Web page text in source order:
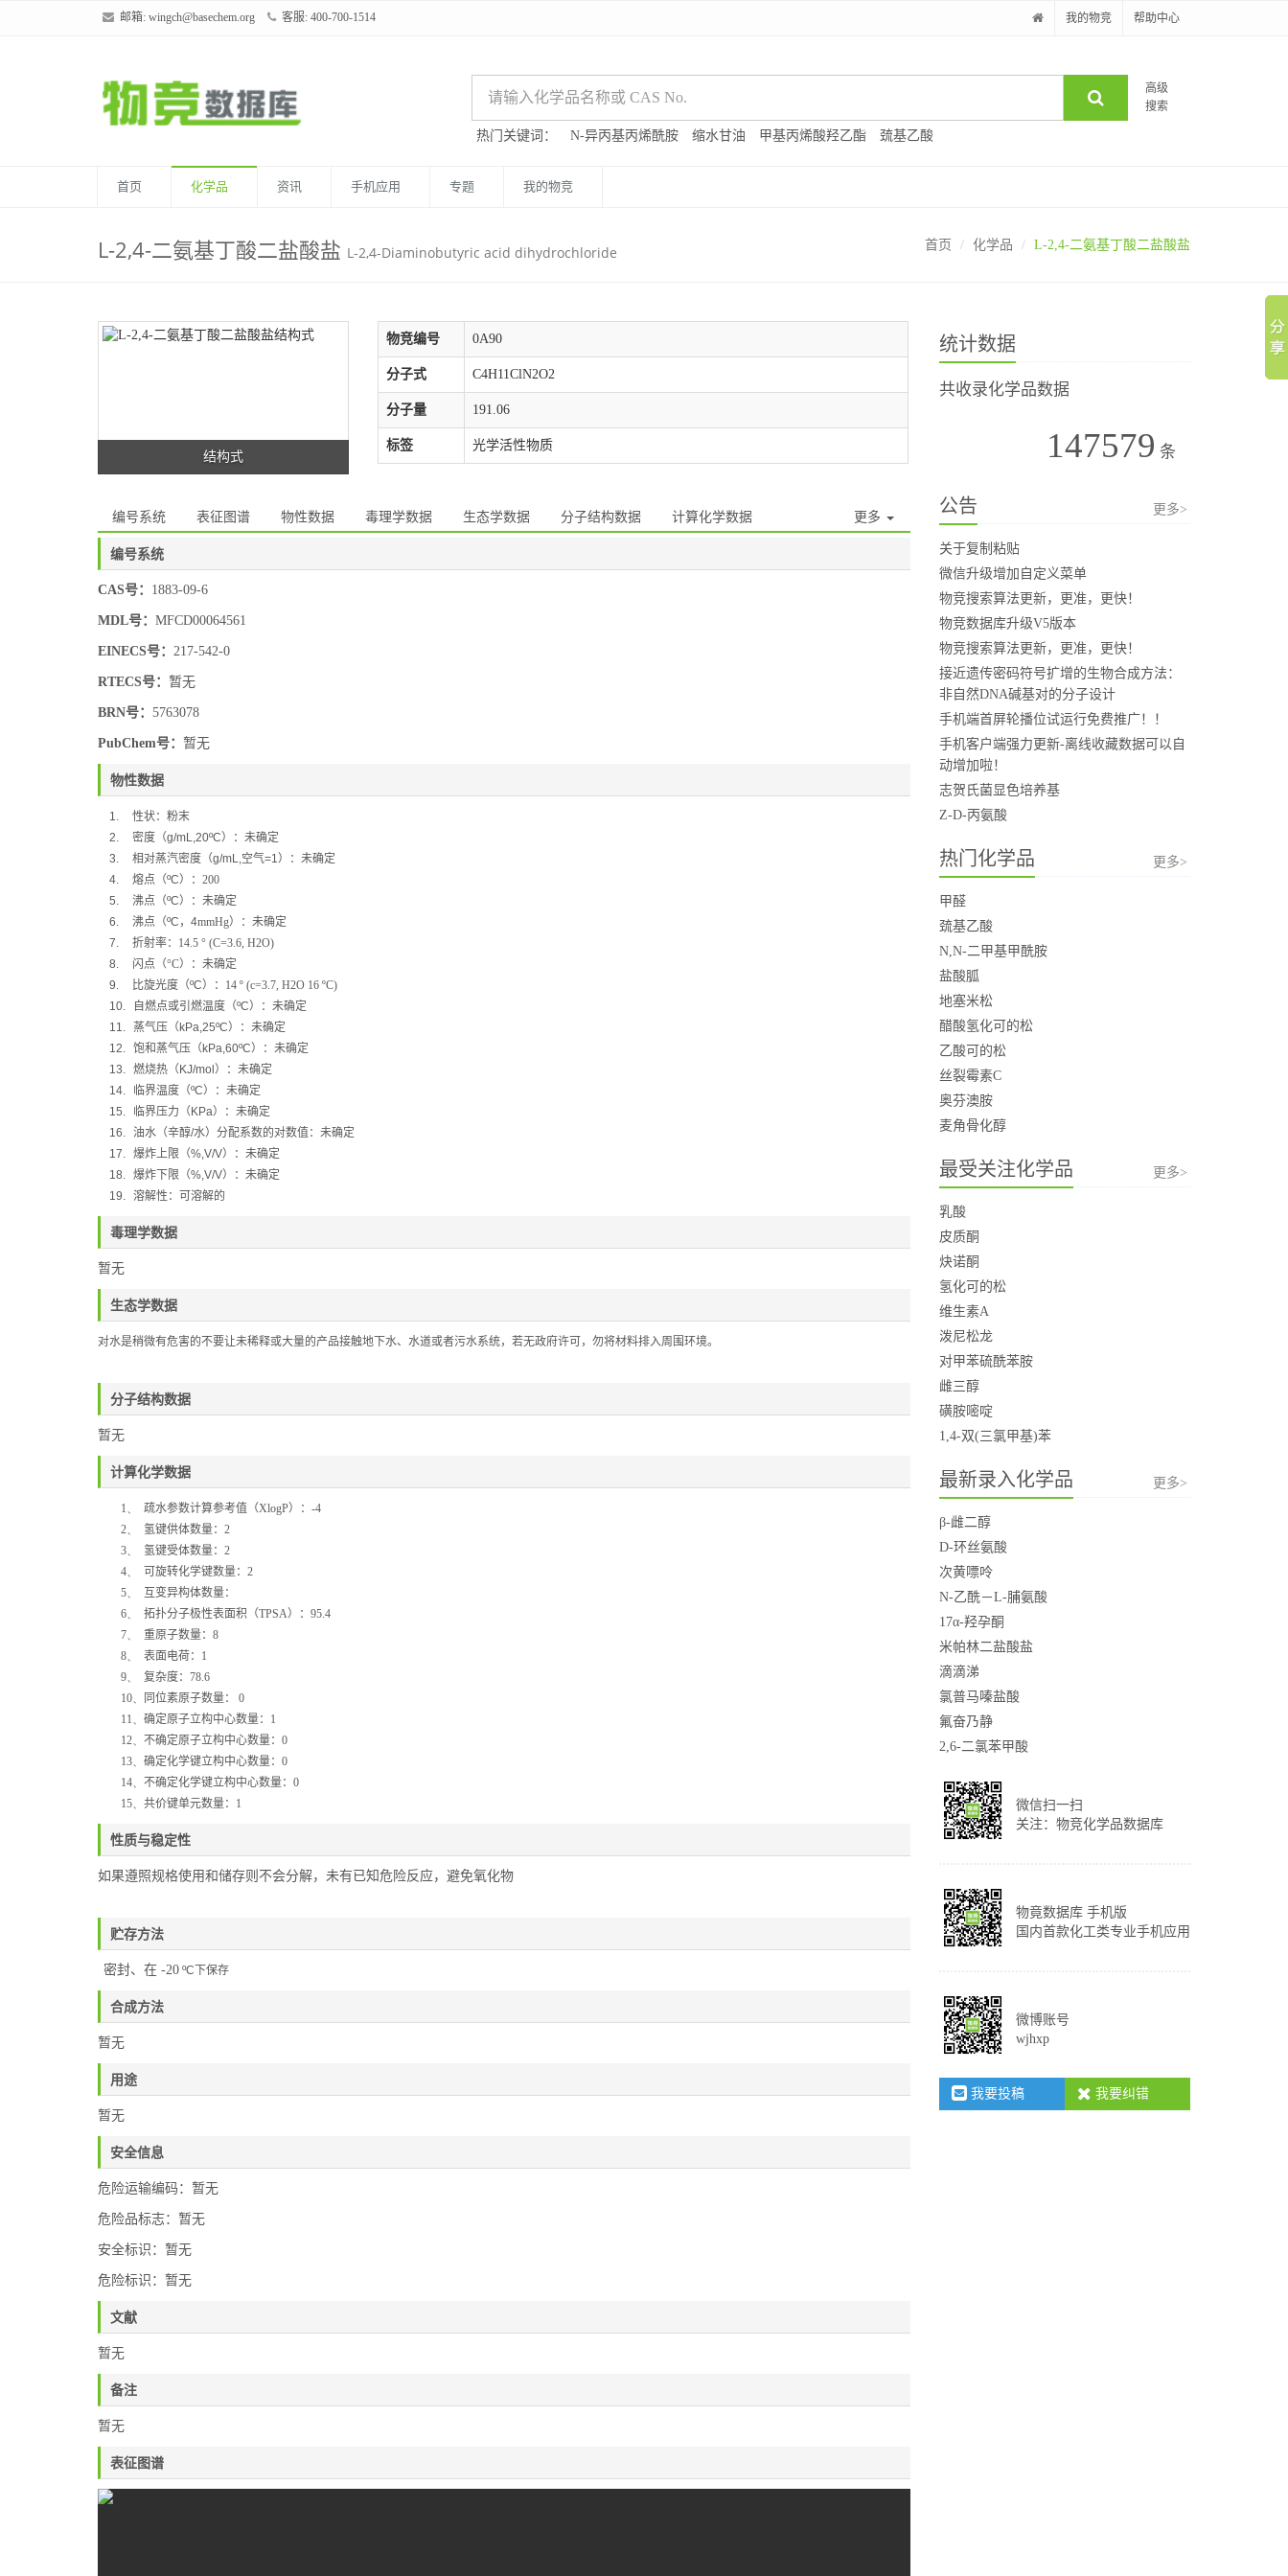
邮箱: wingch@basechem.org 客服: 400-700-1514 我的物竞 帮助中心
高级
搜索
热门关键词： N-异丙基丙烯酰胺 缩水甘油 甲基丙烯酸羟乙酯 巯基乙酸
首页 化学品 资讯 手机应用 专题 我的物竞
L-2,4-二氨基丁酸二盐酸盐 L-2,4-Diaminobutyric acid dihydrochloride 首页 化学品 L-2,4-二氨基丁酸二盐酸盐
结构式
物竞编号 0A90
分子式 C4H11ClN2O2
分子量 191.06
标签 光学活性物质
编号系统 表征图谱 物性数据 毒理学数据 生态学数据 分子结构数据 计算化学数据 更多
编号系统
CAS号： 1883-09-6
MDL号： MFCD00064561
EINECS号： 217-542-0
RTECS号： 暂无
BRN号： 5763078
PubChem号： 暂无
物性数据
1.
性状：粉末
2.
密度（g/mL,20ºC）：未确定
3.
相对蒸汽密度（g/mL,空气=1）：未确定
4.
熔点（ºC）： 200
5.
沸点（ºC）： 未确定
6.
沸点（ºC ， 4mmHg）： 未确定
7.
折射率： 14.5 ° (C=3.6, H2O)
8.
闪点（°C）： 未确定
9.
比旋光度（ºC）： 14 º (c=3.7, H2O 16 ºC)
10.
自燃点或引燃温度（ºC）：未确定
11.
蒸气压（ kPa,25ºC）：未确定
12. 饱和蒸气压（ kPa,60ºC）： 未确定
13. 燃烧热（ KJ/mol ）： 未确定
14.
临界温度（ºC）：未确定
15.
临界压力（ KPa）：未确定
16. 油水（辛醇/水）分配系数的对数值：未确定
17. 爆炸上限（%,V/V）：未确定
18. 爆炸下限（%,V/V）：未确定
19. 溶解性：可溶解的
毒理学数据
暂无
生态学数据
对水是稍微有危害的不要让未稀释或大量的产品接触地下水、水道或者污水系统，若无政府许可，勿将材料排入周围环境。
分子结构数据
暂无
计算化学数据
1、 疏水参数计算参考值（XlogP）： -4
2、
氢键供体数量： 2
3、
氢键受体数量： 2
4、
可旋转化学键数量： 2
5、
互变异构体数量：
6、
拓扑分子极性表面积（TPSA）： 95.4
7、
重原子数量： 8
8、
表面电荷： 1
9、
复杂度： 78.6
10、
同位素原子数量： 0
11、 确定原子立构中心数量： 1
12、 不确定原子立构中心数量： 0
13、 确定化学键立构中心数量： 0
14、 不确定化学键立构中心数量： 0
15、 共价键单元数量： 1
性质与稳定性
如果遵照规格使用和储存则不会分解，未有已知危险反应，避免氧化物
贮存方法
密封、在 -20 ºC 下保存
合成方法
暂无
用途
暂无
安全信息
危险运输编码：暂无
危险品标志：暂无
安全标识：暂无
危险标识：暂无
文献
暂无
备注
暂无
表征图谱
统计数据
共收录化学品数据
147579 条
公告 更多>
关于复制粘贴
微信升级增加自定义菜单
物竞搜索算法更新，更准，更快！
物竞数据库升级V5版本
物竞搜索算法更新，更准，更快！
接近遗传密码符号扩增的生物合成方法：
非自然DNA碱基对的分子设计
手机端首屏轮播位试运行免费推广！！
手机客户端强力更新-离线收藏数据可以自
动增加啦！
志贺氏菌显色培养基
Z-D-丙氨酸
热门化学品 更多>
甲醛
巯基乙酸
N,N-二甲基甲酰胺
盐酸胍
地塞米松
醋酸氢化可的松
乙酸可的松
丝裂霉素C
奥芬澳胺
麦角骨化醇
最受关注化学品 更多>
乳酸
皮质酮
炔诺酮
氢化可的松
维生素A
泼尼松龙
对甲苯硫酰苯胺
雌三醇
磺胺嘧啶
1,4-双(三氯甲基)苯
最新录入化学品 更多>
β-雌二醇
D-环丝氨酸
次黄嘌呤
N-乙酰－L-脯氨酸
17α-羟孕酮
米帕林二盐酸盐
滴滴涕
氯普马嗪盐酸
氟奋乃静
2,6-二氯苯甲酸
微信扫一扫
关注：物竞化学品数据库
物竟数据库 手机版
国内首款化工类专业手机应用
微博账号
wjhxp
我要投稿 我要纠错